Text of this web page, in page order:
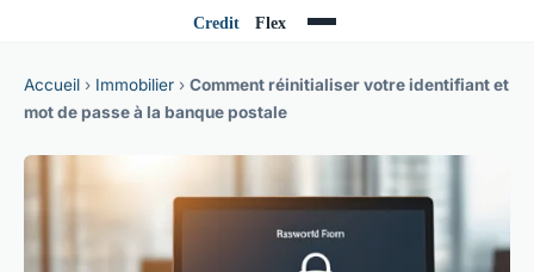
Accueil › Immobilier › Comment réinitialiser votre identifiant et
mot de passe à la banque postale